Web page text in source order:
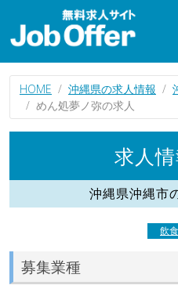
HOME 沖縄県の求人情報
めん処夢ノ弥の求人
求人
沖縄県沖縄市
飲
募集業種